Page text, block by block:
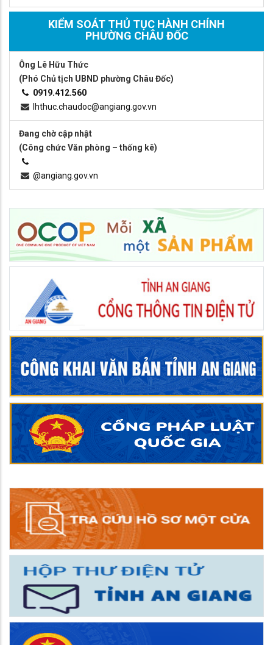
KIỂM SOÁT THỦ TỤC HÀNH CHÍNH
PHƯỜNG CHÂU ĐỐC
Ông Lê Hữu Thức
(Phó Chủ tịch UBND phường Châu Đốc)
0919.412.560
lhthuc.chaudoc@angiang.gov.vn
Đang chờ cập nhật
(Công chức Văn phòng – thống kê)
@angiang.gov.vn